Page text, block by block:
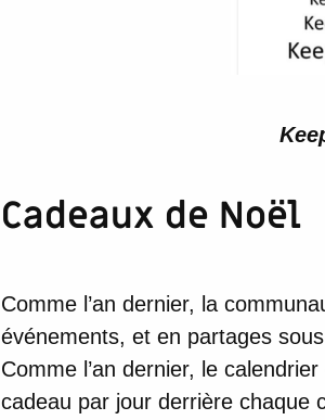
Cadeaux de Noël
Comme l’an dernier, la
événements, et en partages
Comme l’an dernier, le
cadeau par jour derrière chaque